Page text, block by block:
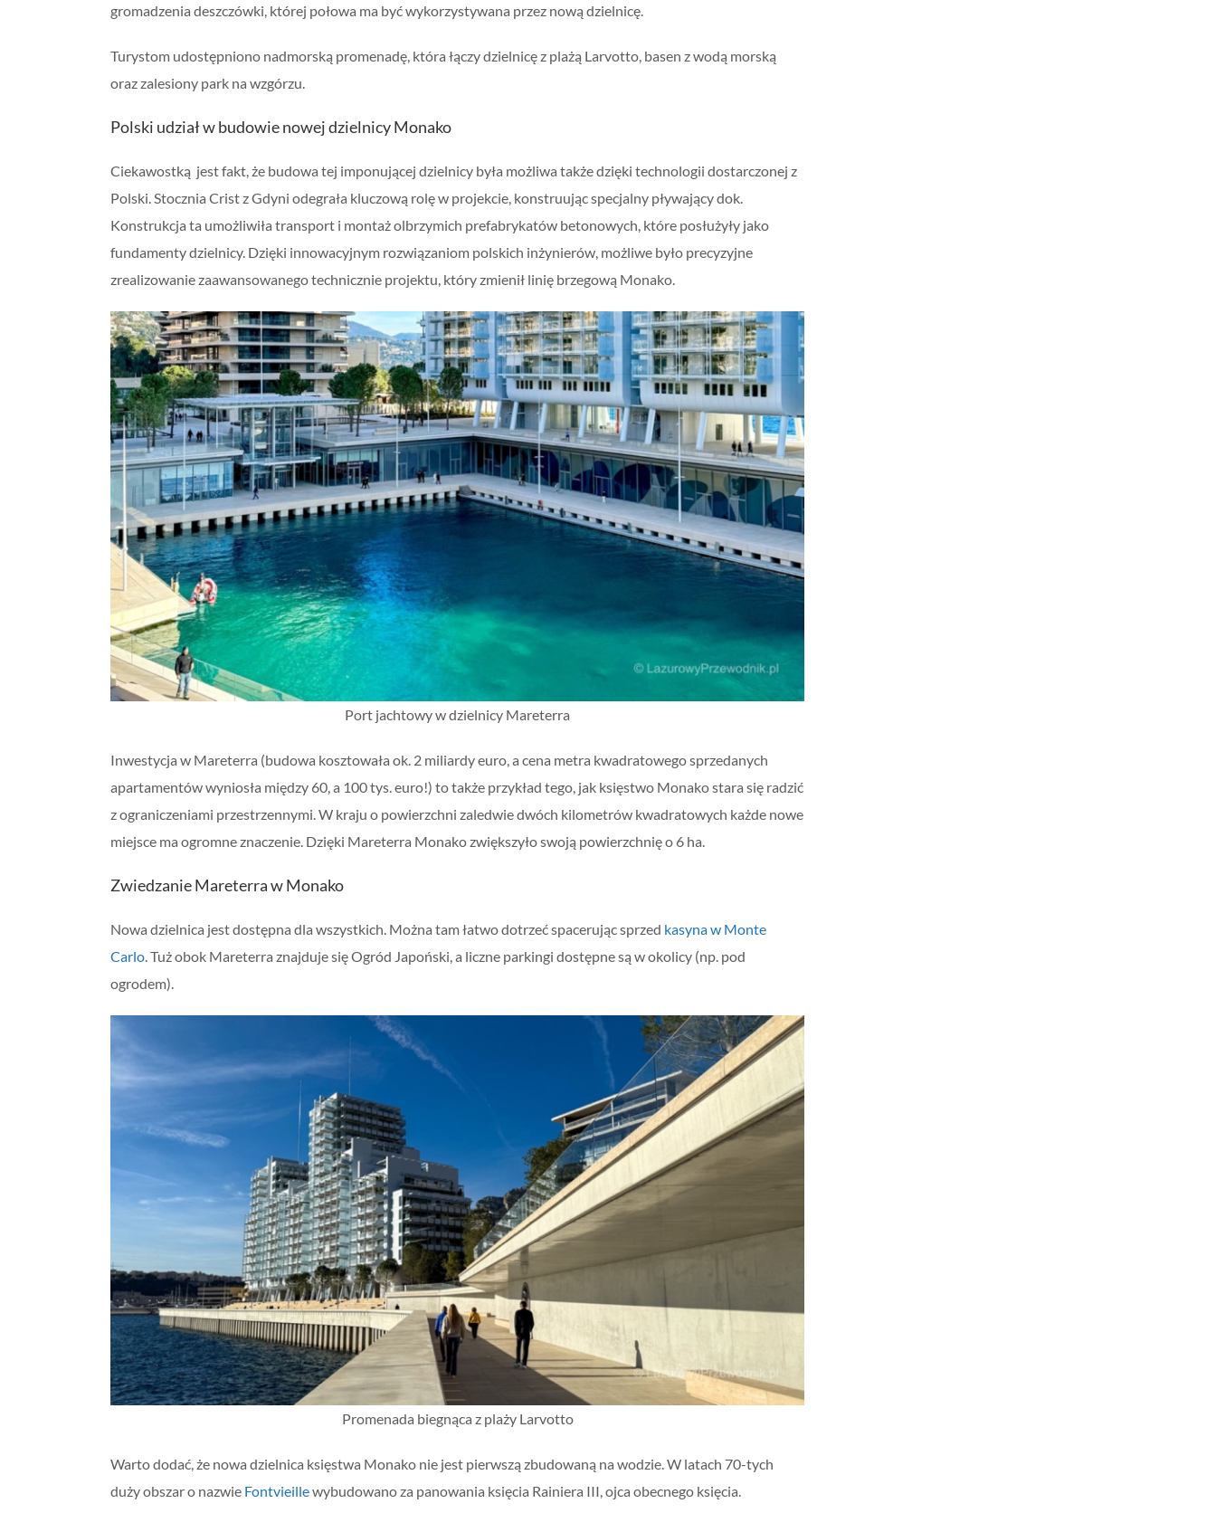
gromadzenia deszczówki, której połowa ma być wykorzystywana przez nową dzielnicę.
Turystom udostępniono nadmorską promenadę, która łączy dzielnicę z plażą Larvotto, basen z wodą morską
oraz zalesiony park na wzgórzu.
Polski udział w budowie nowej dzielnicy Monako
Ciekawostką jest fakt, że budowa tej imponującej dzielnicy była możliwa także dzięki technologii dostarczonej z
Polski. Stocznia Crist z Gdyni odegrała kluczową rolę w projekcie, konstruując specjalny pływający dok.
Konstrukcja ta umożliwiła transport i montaż olbrzymich prefabrykatów betonowych, które posłużyły jako
fundamenty dzielnicy. Dzięki innowacyjnym rozwiązaniom polskich inżynierów, możliwe było precyzyjne
zrealizowanie zaawansowanego technicznie projektu, który zmienił linię brzegową Monako.
Port jachtowy w dzielnicy Mareterra
Inwestycja w Mareterra (budowa kosztowała ok. 2 miliardy euro, a cena metra kwadratowego sprzedanych
apartamentów wyniosła między 60, a 100 tys. euro!) to także przykład tego, jak księstwo Monako stara się radzić
z ograniczeniami przestrzennymi. W kraju o powierzchni zaledwie dwóch kilometrów kwadratowych każde nowe
miejsce ma ogromne znaczenie. Dzięki Mareterra Monako zwiększyło swoją powierzchnię o 6 ha.
Zwiedzanie Mareterra w Monako
Nowa dzielnica jest dostępna dla wszystkich. Można tam łatwo dotrzeć spacerując sprzed kasyna w Monte
Carlo. Tuż obok Mareterra znajduje się Ogród Japoński, a liczne parkingi dostępne są w okolicy (np. pod
ogrodem).
Promenada biegnąca z plaży Larvotto
Warto dodać, że nowa dzielnica księstwa Monako nie jest pierwszą zbudowaną na wodzie. W latach 70-tych
duży obszar o nazwie Fontvieillewybudowano za panowania księcia Rainiera III, ojca obecnego księcia.